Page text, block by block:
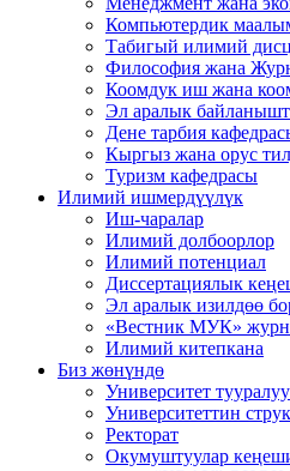
Компьютердик
Табигый илимий
Философия жана
Коомдук иш жана
Эл аралык
Дене тарбия
Кыргыз жана орус
Туризм кафедрасы
Илимий ишмердүүлүк
Иш-чаралар
Илимий долбоорлор
Илимий потенциал
Диссертациялык
Эл аралык изилдөө
«Вестник МУК»
Илимий китепкана
Биз жөнүндө
Университет тууралуу
Университеттин
Ректорат
Окумуштуулар